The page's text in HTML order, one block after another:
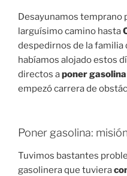
Desayunamos temprano
larguísimo camino hasta
despedirnos de la familia
habíamos alojado estos
directos aponer gasolina
empezó carrera de
Poner gasolina:
Tuvimos bastantes
gasolinera que tuviera